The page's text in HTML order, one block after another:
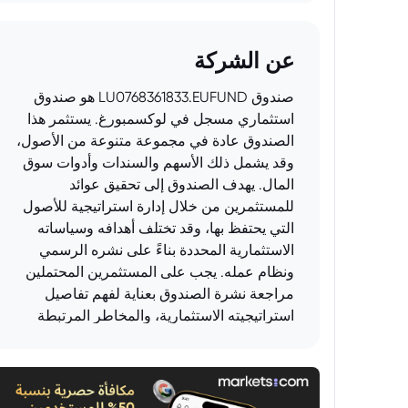
عن الشركة
صندوق LU0768361833.EUFUND هو صندوق
استثماري مسجل في لوكسمبورغ. يستثمر هذا
الصندوق عادة في مجموعة متنوعة من الأصول،
وقد يشمل ذلك الأسهم والسندات وأدوات سوق
المال. يهدف الصندوق إلى تحقيق عوائد
للمستثمرين من خلال إدارة استراتيجية للأصول
التي يحتفظ بها، وقد تختلف أهدافه وسياساته
الاستثمارية المحددة بناءً على نشره الرسمي
ونظام عمله. يجب على المستثمرين المحتملين
مراجعة نشرة الصندوق بعناية لفهم تفاصيل
استراتيجيته الاستثمارية، والمخاطر المرتبطة